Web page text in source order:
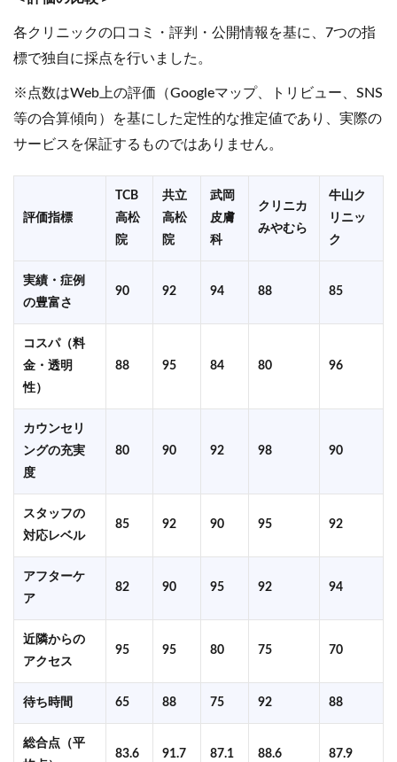
各クリニックの口コミ・評判・公開情報を基に、7つの指
標で独自に採点を行いました。
※点数はWeb上の評価（Googleマップ、トリビュー、SNS
等の合算傾向）を基にした定性的な推定値であり、実際の
サービスを保証するものではありません。
評価指標
TCB
高松
院
共立
高松
院
武岡
皮膚
科
クリニカ
みやむら
牛山ク
リニッ
ク
実績・症例
の豊富さ
90 92 94 88 85
コスパ（料
金・透明
性）
88 95 84 80 96
カウンセリ
ングの充実
度
80 90 92 98 90
スタッフの
対応レベル
85 92 90 95 92
アフターケ
ア
82 90 95 92 94
近隣からの
アクセス
95 95 80 75 70
待ち時間 65 88 75 92 88
総合点（平
83.6 91.7 87.1 88.6 87.9